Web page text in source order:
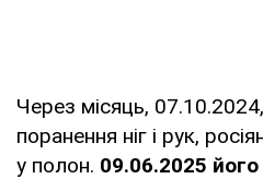
Через місяць,
поранення ніг і рук,
у полон. 09.06.2025